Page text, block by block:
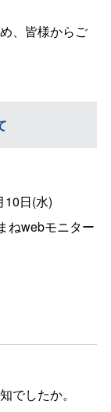
、皆様からご
10日(水)
ねwebモニター
でしたか。